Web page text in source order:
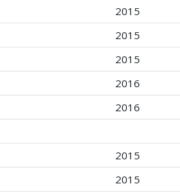
2015
2015
2015
2016
2016
2015
2015